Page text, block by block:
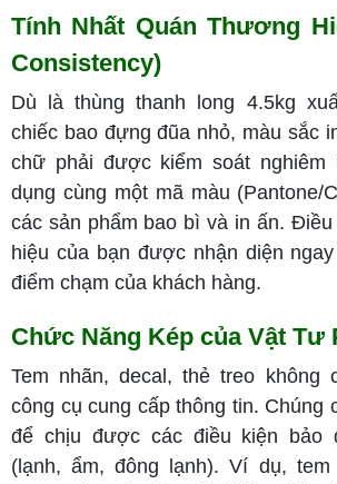
Tính Nhất Quán Thương
Consistency)
Dù là thùng thanh long 4.5kg
chiếc bao đựng đũa nhỏ, màu sắc
chữ phải được kiểm soát nghiêm
dụng cùng một mã màu (Pantone/
các sản phẩm bao bì và in ấn.
hiệu của bạn được nhận diện
điểm chạm của khách hàng.
Chức Năng Kép của Vật Tư
Tem nhãn, decal, thẻ treo không
công cụ cung cấp thông tin. Chúng
để chịu được các điều kiện bảo
(lạnh, ẩm, đông lạnh). Ví dụ, tem